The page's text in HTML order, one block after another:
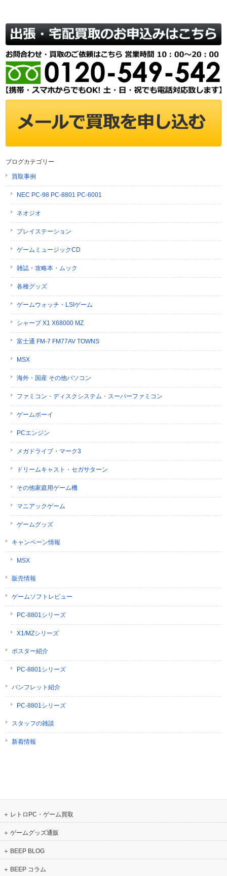
ブログカテゴリー
買取事例
NEC PC-98 PC-8801 PC-6001
ネオジオ
プレイステーション
ゲームミュージックCD
雑誌・攻略本・ムック
各種グッズ
ゲームウォッチ・LSIゲーム
シャープ X1 X68000 MZ
富士通 FM-7 FM77AV TOWNS
MSX
海外・国産 その他パソコン
ファミコン・ディスクシステム・スーパーファミコン
ゲームボーイ
PCエンジン
メガドライブ・マーク3
ドリームキャスト・セガサターン
その他家庭用ゲーム機
マニアックゲーム
ゲームグッズ
キャンペーン情報
MSX
販売情報
ゲームソフトレビュー
PC-8801シリーズ
X1/MZシリーズ
ポスター紹介
PC-8801シリーズ
パンフレット紹介
PC-8801シリーズ
スタッフの雑談
新着情報
レトロPC・ゲーム買取
ゲームグッズ通販
BEEP BLOG
BEEP コラム